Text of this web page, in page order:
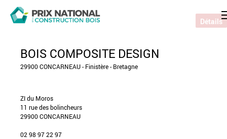
BOIS COMPOSITE DESIGN
29900 CONCARNEAU - Finistère - Bretagne
ZI du Moros
11 rue des bolincheurs
29900 CONCARNEAU
02 98 97 22 97
Détails